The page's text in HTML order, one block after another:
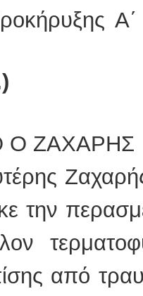
Α΄
Ο ΖΑΧΑΡΗΣ
την
από